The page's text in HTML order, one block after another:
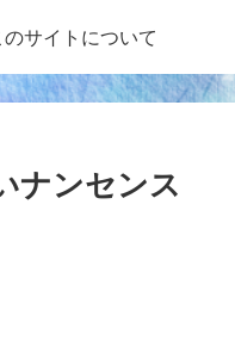
のサイトについて
ナンセンス